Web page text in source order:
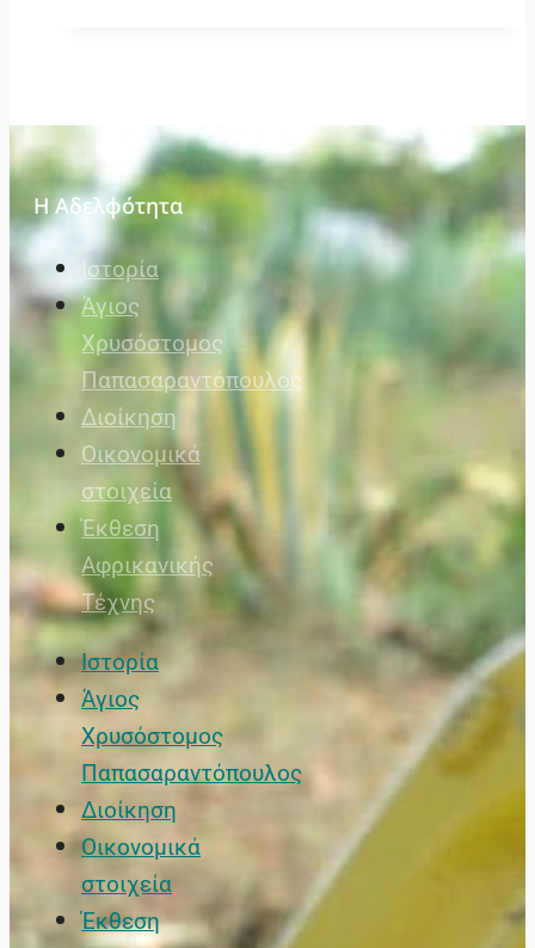
Η Αδελφότητα
Ιστορία
Άγιος
Χρυσόστομος
Παπασαραντόπουλος
Διοίκηση
Οικονομικά
στοιχεία
Έκθεση
Αφρικανικής
Τέχνης
Ιστορία
Άγιος
Χρυσόστομος
Παπασαραντόπουλος
Διοίκηση
Οικονομικά
στοιχεία
Έκθεση